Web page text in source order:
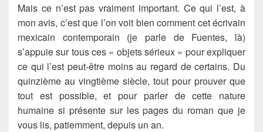
Mais ce n’est pas vraiment important. Ce qui l’est, à
mon avis, c’est que l’on voit bien comment cet écrivain
mexicain contemporain (je parle de Fuentes, là)
s’appuie sur tous ces « objets sérieux » pour expliquer
ce qui l’est peut-être moins au regard de certains. Du
quinzième au vingtième siècle, tout pour prouver que
tout est possible, et pour parler de cette nature
humaine si présente sur les pages du roman que je
vous lis, patiemment, depuis un an.